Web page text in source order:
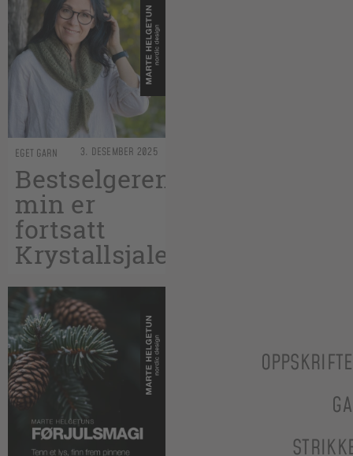
EGET GARN 3. DESEMBER 2025
Bestselgeren
min er
fortsatt
Krystallsjalet